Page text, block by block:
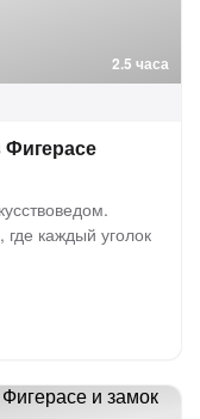
2.5 часа
Фигерасе
каждый уголок